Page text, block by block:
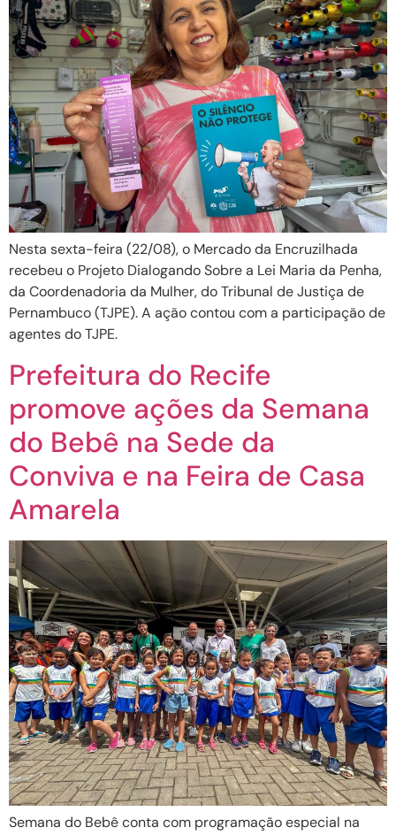
Nesta sexta-feira (22/08), o Mercado da Encruzilhada
recebeu o Projeto Dialogando Sobre a Lei Maria da Penha,
da Coordenadoria da Mulher, do Tribunal de Justiça de
Pernambuco (TJPE). A ação contou com a participação de
agentes do TJPE.
Prefeitura do Recife
promove ações da Semana
do Bebê na Sede da
Conviva e na Feira de Casa
Amarela
Semana do Bebê conta com programação especial na